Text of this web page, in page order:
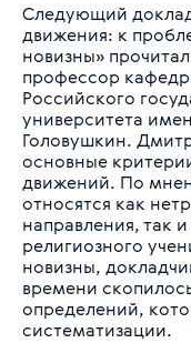
Следующий
движения: к
новизны»
профессор
Российского
университета
Головушкин.
основные
движений. По
относятся как
направления, так
религиозного
новизны,
времени
определений,
систематизации.